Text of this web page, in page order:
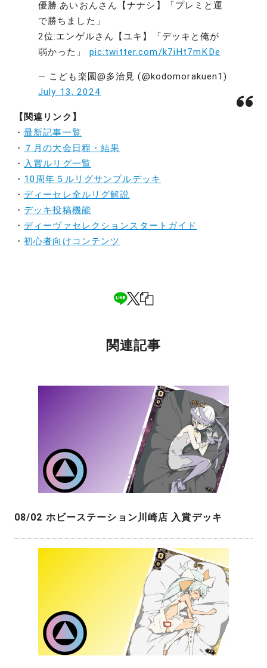
優勝:あいおんさん【ナナシ】「プレミと運
で勝ちました」
2位:エンゲルさん【ユキ】「デッキと俺が
弱かった」 pic.twitter.com/k7iHt7mKDe
— こども楽園@多治見 (@kodomorakuen1)
July 13, 2024
【関連リンク】
・最新記事一覧
・
７月の大会日程・結果
・ 入賞ルリグ一覧
・ 10周年５ルリグサンプルデッキ
・ ディーセレ全ルリグ解説
・ デッキ投稿機能
・ ディーヴァセレクションスタートガイド
・初心者向けコンテンツ
関連記事
08/02 ホビーステーション川崎店 入賞デッキ